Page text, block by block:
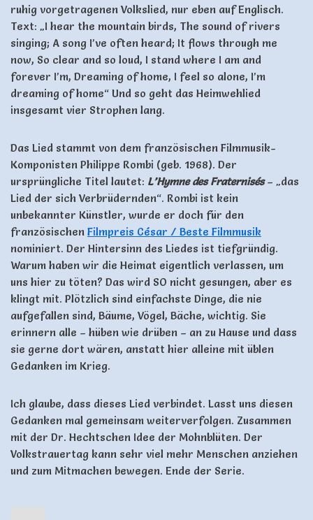
ruhig vorgetragenen Volkslied, nur eben auf Englisch.
Text: „I hear the mountain birds, The sound of rivers
singing; A song I’ve often heard; It flows through me
now, So clear and so loud, I stand where I am and
forever I’m, Dreaming of home, I feel so alone, I’m
dreaming of home“ Und so geht das Heimwehlied
insgesamt vier Strophen lang.
Das Lied stammt von dem französischen Filmmusik-
Komponisten Philippe Rombi (geb. 1968). Der
ursprüngliche Titel lautet: L’Hymne des Fraternisés– „das
Lied der sich Verbrüdernden“. Rombi ist kein
unbekannter Künstler, wurde er doch für den
französischen Filmpreis César / Beste Filmmusik
nominiert. Der Hintersinn des Liedes ist tiefgründig.
Warum haben wir die Heimat eigentlich verlassen, um
uns hier zu töten? Das wird SO nicht gesungen, aber es
klingt mit. Plötzlich sind einfachste Dinge, die nie
aufgefallen sind, Bäume, Vögel, Bäche, wichtig. Sie
erinnern alle – hüben wie drüben – an zu Hause und dass
sie gerne dort wären, anstatt hier alleine mit üblen
Gedanken im Krieg.
Ich glaube, dass dieses Lied verbindet. Lasst uns diesen
Gedanken mal gemeinsam weiterverfolgen. Zusammen
mit der Dr. Hechtschen Idee der Mohnblüten. Der
Volkstrauertag kann sehr viel mehr Menschen anziehen
und zum Mitmachen bewegen. Ende der Serie.